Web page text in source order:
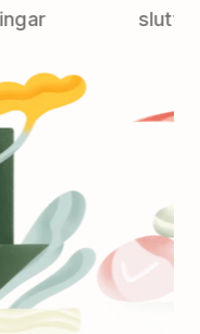
slutförda